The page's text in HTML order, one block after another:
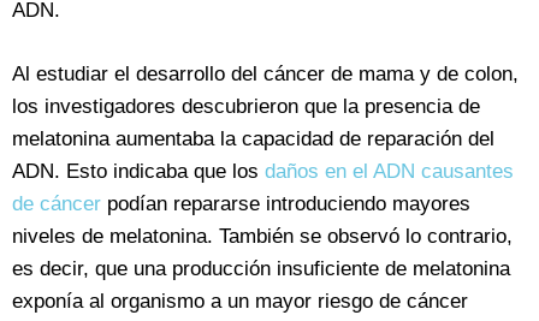
ADN.
Al estudiar el desarrollo del cáncer de mama y de colon,
los investigadores descubrieron que la presencia de
melatonina aumentaba la capacidad de reparación del
ADN. Esto indicaba que los daños en el ADN causantes
de cáncer podían repararse introduciendo mayores
niveles de melatonina. También se observó lo contrario,
es decir, que una producción insuficiente de melatonina
exponía al organismo a un mayor riesgo de cáncer